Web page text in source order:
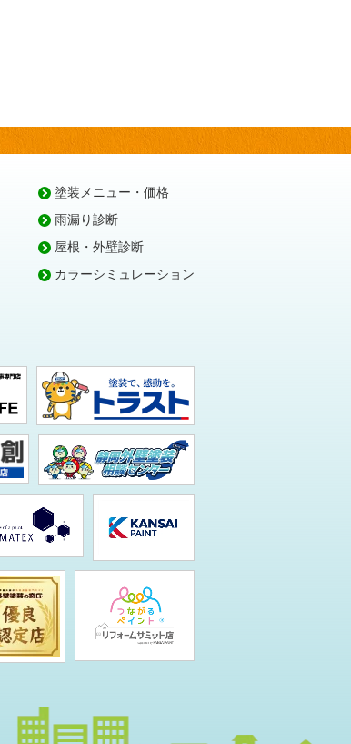
塗装メニュー・価格
雨漏り診断
屋根・外壁診断
カラーシミュレーション